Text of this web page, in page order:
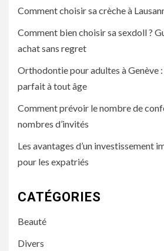
Comment choisir sa crèche à
Comment bien choisir sa sexdoll ?
achat sans regret
Orthodontie pour adultes à Genève
parfait à tout âge
Comment prévoir le nombre de
nombres d’invités
Les avantages d’un investissement
pour les expatriés
CATÉGORIES
Beauté
Divers